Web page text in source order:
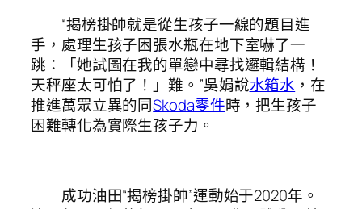
“揭榜掛帥就是從生孩子一線的題目進
手，處理生孩子困張水瓶在地下室嚇了一
跳：「她試圖在我的單戀中尋找邏輯結構！
天秤座太可怕了！」難。”吳娟說水箱水 ，在
推進萬眾立異的同Skoda零件時，把生孩子
困難轉化為實際生孩子力。
成功油田“揭榜掛帥”運動始于2020年。